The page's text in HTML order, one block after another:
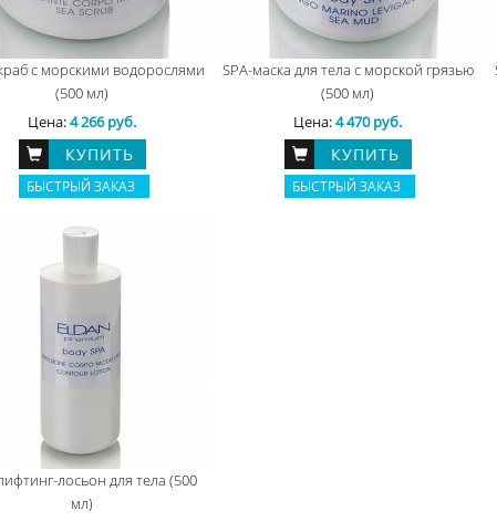
с морскими водорослями
(500 мл)
Цена:4 266 руб.
КУПИТЬ
БЫСТРЫЙ ЗАКАЗ
SPA-маска для тела с морской грязью
(500 мл)
Цена:4 470 руб.
КУПИТЬ
БЫСТРЫЙ ЗАКАЗ
лосьон для тела (500
мл)